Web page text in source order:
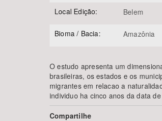
Local Edição: Belem
Bioma / Bacia: Amazônia
O estudo apresenta um
brasileiras, os estados e os
migrantes em relacao a
individuo ha cinco anos da data
Compartilhe